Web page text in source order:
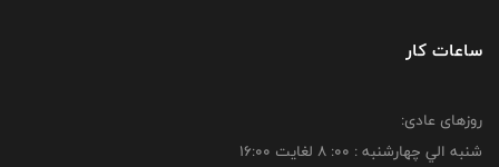
ساعات کار
روزهای عادی:
شنبه الي چهارشنبه : 00: 8 لغايت 16:00